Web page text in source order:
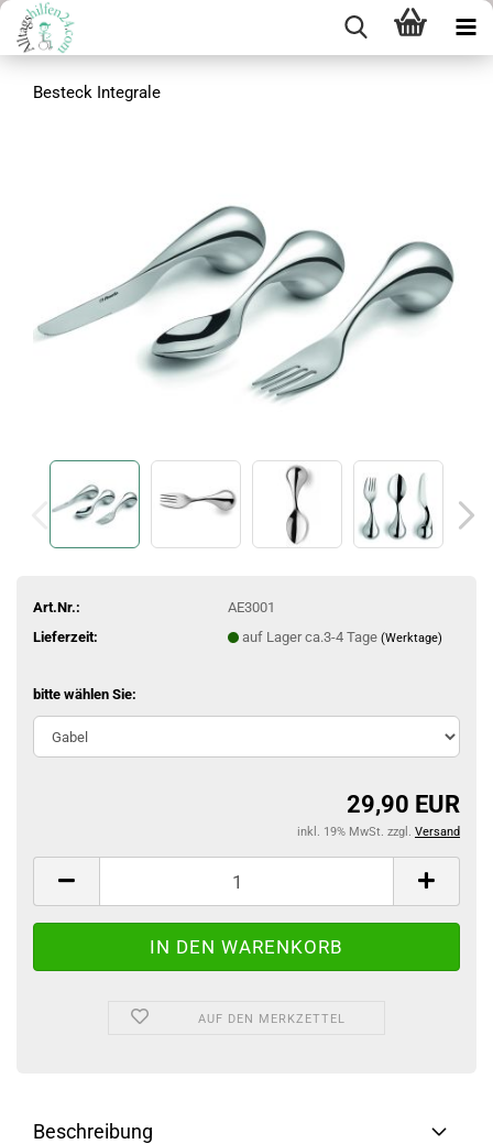
Besteck Integrale
Art.Nr.:
AE3001
Lieferzeit:
auf Lager ca.3-4 Tage (Werktage)
bitte wählen Sie:
29,90 EUR
inkl. 19% MwSt. zzgl. Versand
AUF DEN MERKZETTEL
Beschreibung